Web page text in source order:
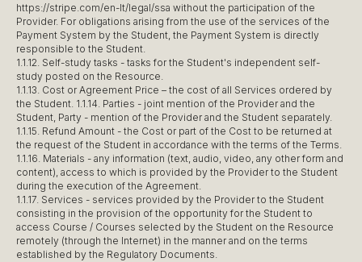
https://stripe.com/en-lt/legal/ssa without the participation of the
Provider. For obligations arising from the use of the services of the
Payment System by the Student, the Payment System is directly
responsible to the Student.
1.1.12. Self-study tasks - tasks for the Student's independent self-
study posted on the Resource.
1.1.13. Cost or Agreement Price – the cost of all Services ordered by
the Student. 1.1.14. Parties - joint mention of the Provider and the
Student, Party - mention of the Provider and the Student separately.
1.1.15. Refund Amount - the Cost or part of the Cost to be returned at
the request of the Student in accordance with the terms of the Terms.
1.1.16. Materials - any information (text, audio, video, any other form and
content), access to which is provided by the Provider to the Student
during the execution of the Agreement.
1.1.17. Services - services provided by the Provider to the Student
consisting in the provision of the opportunity for the Student to
access Course / Courses selected by the Student on the Resource
remotely (through the Internet) in the manner and on the terms
established by the Regulatory Documents.